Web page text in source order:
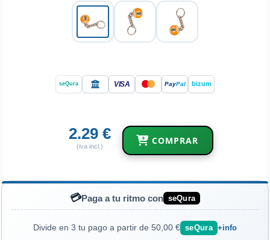
seQura VISA PayPal bizum
2.29 €
(iva incl.) COMPRAR
💳Paga a tu ritmo con seQura
Divide en 3 tu pago a partir de 50,00 € seQura +info